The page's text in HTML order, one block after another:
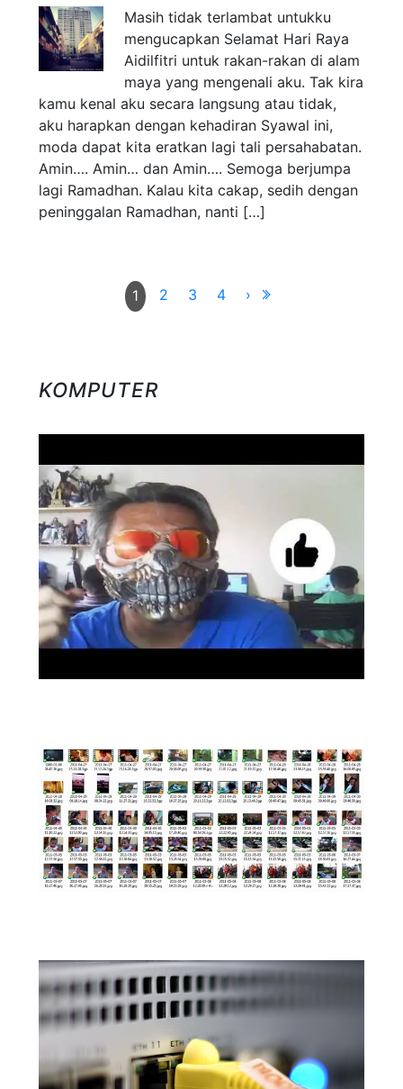
Masih tidak terlambat untukku
mengucapkan Selamat Hari Raya
Aidilfitri untuk rakan-rakan di alam
maya yang mengenali aku. Tak kira
kamu kenal aku secara langsung atau tidak,
aku harapkan dengan kehadiran Syawal ini,
moda dapat kita eratkan lagi tali persahabatan.
Amin…. Amin… dan Amin…. Semoga berjumpa
lagi Ramadhan. Kalau kita cakap, sedih dengan
peninggalan Ramadhan, nanti […]
1 2 3 4 ›
KOMPUTER